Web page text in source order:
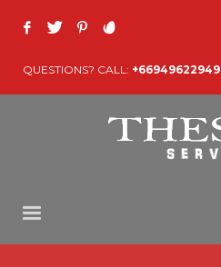
QUESTIONS? CALL: +66949622949